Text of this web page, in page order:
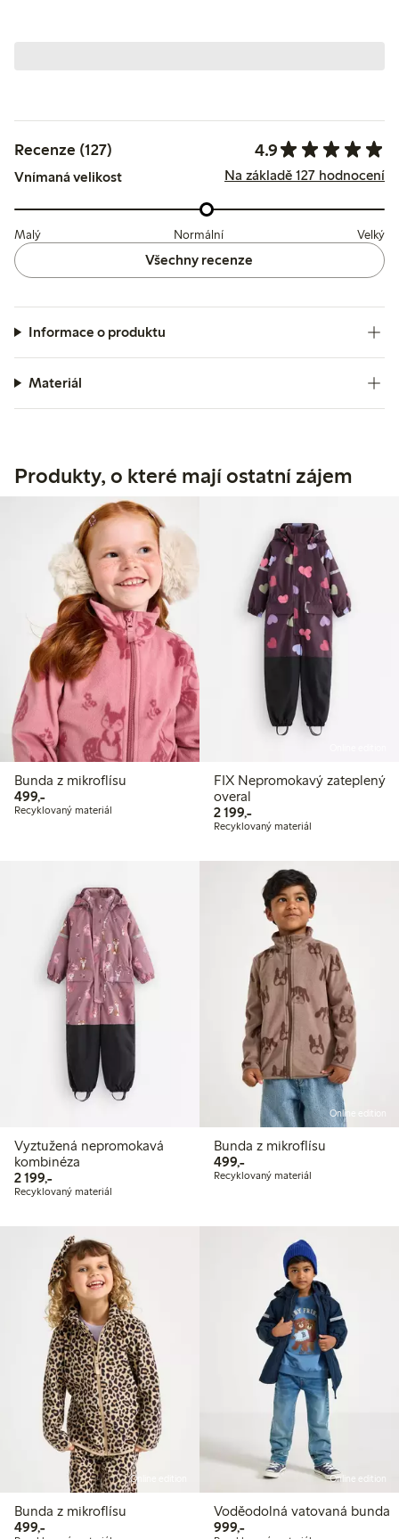
Recenze (127) 4.9
Vnímaná velikost Na základě 127 hodnocení
Malý Normální Velký
Všechny recenze
Informace o produktu
Materiál
Produkty, o které mají ostatní zájem
Bunda z mikroflísu
499,-499,00 Kč
Recyklovaný materiál
FIX Nepromokavý zateplený
overal
2 199,-2 199,00 Kč
Recyklovaný materiál
Vyztužená nepromokavá
kombinéza
2 199,-2 199,00 Kč
Recyklovaný materiál
Online edition
Bunda z mikroflísu
499,-499,00 Kč
Recyklovaný materiál
Online edition
Bunda z mikroflísu
499,-499,00 Kč
Online edition
Voděodolná vatovaná bunda
999,-999,00 Kč